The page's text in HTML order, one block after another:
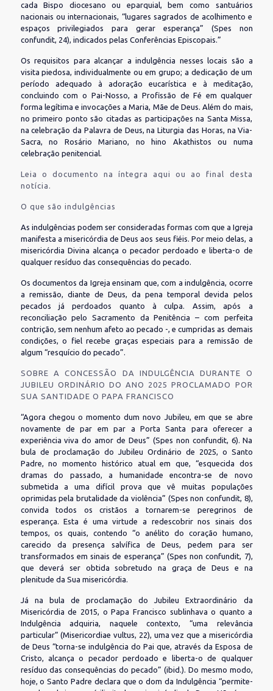
cada Bispo diocesano ou eparquial, bem como santuários
nacionais ou internacionais, “lugares sagrados de acolhimento e
espaços privilegiados para gerar esperança” (Spes non
confundit, 24), indicados pelas Conferências Episcopais.”
Os requisitos para alcançar a indulgência nesses locais são a
visita piedosa, individualmente ou em grupo; a dedicação de um
período adequado à adoração eucarística e à meditação,
concluindo com o Pai-Nosso, a Profissão de Fé em qualquer
forma legítima e invocações a Maria, Mãe de Deus. Além do mais,
no primeiro ponto são citadas as participações na Santa Missa,
na celebração da Palavra de Deus, na Liturgia das Horas, na Via-
Sacra, no Rosário Mariano, no hino Akathistos ou numa
celebração penitencial.
Leia o documento na íntegra aqui ou ao final desta
notícia.
O que são indulgências
As indulgências podem ser consideradas formas com que a Igreja
manifesta a misericórdia de Deus aos seus fiéis. Por meio delas, a
misericórdia Divina alcança o pecador perdoado e liberta-o de
qualquer resíduo das consequências do pecado.
Os documentos da Igreja ensinam que, com a indulgência, ocorre
a remissão, diante de Deus, da pena temporal devida pelos
pecados já perdoados quanto à culpa. Assim, após a
reconciliação pelo Sacramento da Penitência – com perfeita
contrição, sem nenhum afeto ao pecado -, e cumpridas as demais
condições, o fiel recebe graças especiais para a remissão de
algum “resquício do pecado”.
SOBRE A CONCESSÃO DA INDULGÊNCIA DURANTE O
JUBILEU ORDINÁRIO DO ANO 2025 PROCLAMADO POR
SUA SANTIDADE O PAPA FRANCISCO
“Agora chegou o momento dum novo Jubileu, em que se abre
novamente de par em par a Porta Santa para oferecer a
experiência viva do amor de Deus” (Spes non confundit, 6). Na
bula de proclamação do Jubileu Ordinário de 2025, o Santo
Padre, no momento histórico atual em que, “esquecida dos
dramas do passado, a humanidade encontra-se de novo
submetida a uma difícil prova que vê muitas populações
oprimidas pela brutalidade da violência” (Spes non confundit, 8),
convida todos os cristãos a tornarem-se peregrinos de
esperança. Esta é uma virtude a redescobrir nos sinais dos
tempos, os quais, contendo “o anélito do coração humano,
carecido da presença salvífica de Deus, pedem para ser
transformados em sinais de esperança” (Spes non confundit, 7),
que deverá ser obtida sobretudo na graça de Deus e na
plenitude da Sua misericórdia.
Já na bula de proclamação do Jubileu Extraordinário da
Misericórdia de 2015, o Papa Francisco sublinhava o quanto a
Indulgência adquiria, naquele contexto, “uma relevância
particular” (Misericordiae vultus, 22), uma vez que a misericórdia
de Deus “torna-se indulgência do Pai que, através da Esposa de
Cristo, alcança o pecador perdoado e liberta-o de qualquer
resíduo das consequências do pecado” (ibid.). Do mesmo modo,
hoje, o Santo Padre declara que o dom da Indulgência “permite-